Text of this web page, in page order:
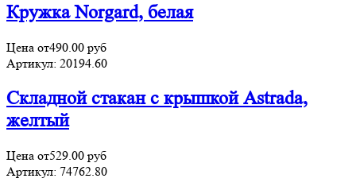
Кружка Norgard, белая
Цена от490.00 руб
Артикул: 20194.60
Складной стакан с крышкой Astrada,
желтый
Цена от529.00 руб
Артикул: 74762.80